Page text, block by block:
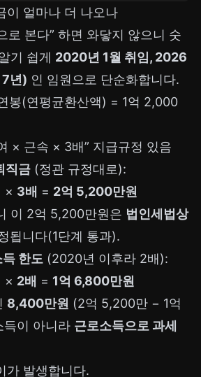
이 얼마나 더 나오나
로 본다” 하면 와닿지 않으니 숫
기 쉽게 2020년 1월 취임, 2026
7년) 인 임원으로 단순화합니다.
봉(연평균환산액) = 1억 2,000
× 근속 × 3배” 지급규정 있음
직금 (정관 규정대로):
× 3배 = 2억 5,200만원
이 2억 5,200만원은 법인세법상
됩니다(1단계 통과).
한도 (2020년 이후라 2배):
× 2배 = 1억 6,800만원
8,400만원 (2억 5,200만 − 1억
이 아니라 근로소득으로 과세
가 발생합니다.